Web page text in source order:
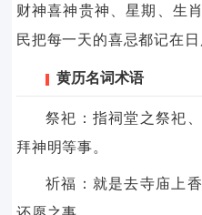
财神喜神贵神、星期、生
民把每一天的喜忌都记在日
黄历名词术语
祭祀：指祠堂之祭祀
拜神明等事。
祈福：就是去寺庙上